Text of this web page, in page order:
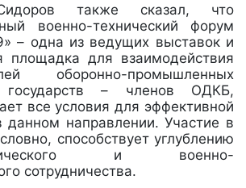
также сказал, что
военно-технический форум
– одна из ведущих выставок и
площадка для взаимодействия
оборонно-промышленных
государств – членов ОДКБ,
все условия для эффективной
данном направлении. Участие в
способствует углублению
и военно-
сотрудничества.